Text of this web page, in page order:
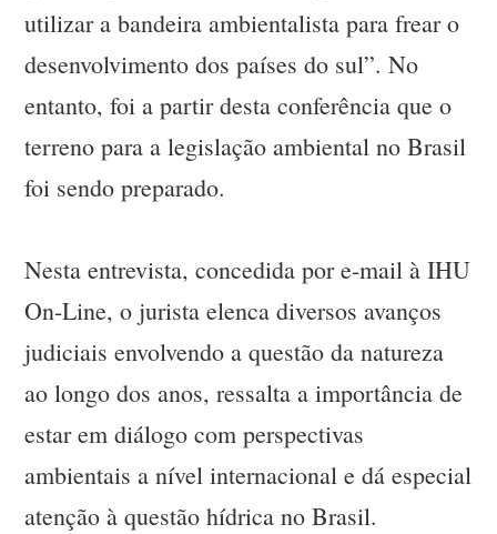
utilizar a bandeira ambientalista para frear o
desenvolvimento dos países do sul”. No
entanto, foi a partir desta conferência que o
terreno para a legislação ambiental no Brasil
foi sendo preparado.
Nesta entrevista, concedida por e-mail à IHU
On-Line, o jurista elenca diversos avanços
judiciais envolvendo a questão da natureza
ao longo dos anos, ressalta a importância de
estar em diálogo com perspectivas
ambientais a nível internacional e dá especial
atenção à questão hídrica no Brasil.